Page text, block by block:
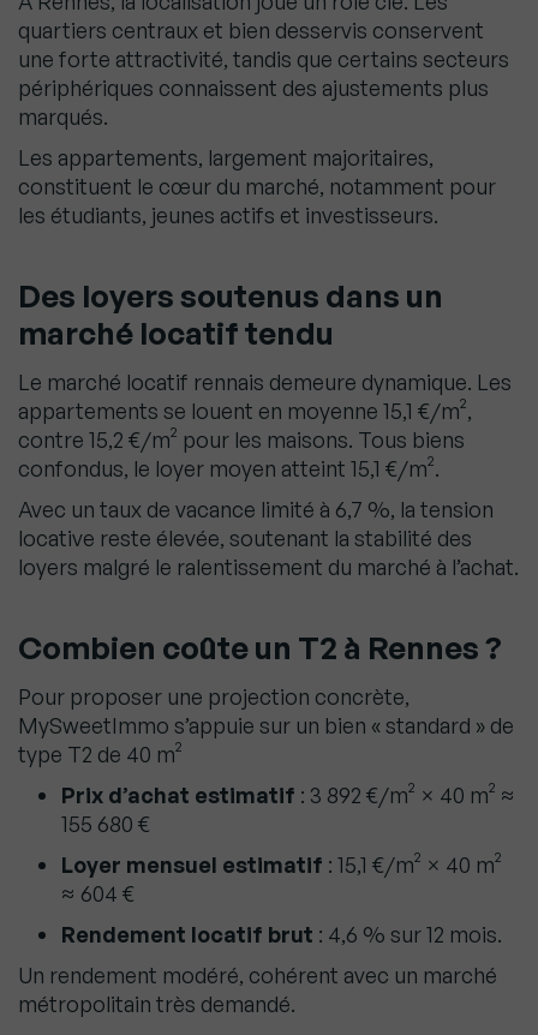
quartiers centraux et bien desservis conservent
une forte attractivité, tandis que certains secteurs
périphériques connaissent des ajustements plus
marqués.
Les appartements, largement majoritaires,
constituent le cœur du marché, notamment pour
les étudiants, jeunes actifs et investisseurs.
Des loyers soutenus dans un
marché locatif tendu
Le marché locatif rennais demeure dynamique. Les
appartements se louent en moyenne 15,1 €/m²,
contre 15,2 €/m² pour les maisons. Tous biens
confondus, le loyer moyen atteint 15,1 €/m².
Avec un taux de vacance limité à 6,7 %, la tension
locative reste élevée, soutenant la stabilité des
loyers malgré le ralentissement du marché à l’achat.
Combien coûte un T2 à Rennes ?
Pour proposer une projection concrète,
MySweetImmo s’appuie sur un bien « standard » de
type T2 de 40 m²
Prix d’achat estimatif : 3 892 €/m² × 40 m² ≈
155 680 €
Loyer mensuel estimatif : 15,1 €/m² × 40 m²
≈ 604 €
Rendement locatif brut : 4,6 % sur 12 mois.
Un rendement modéré, cohérent avec un marché
métropolitain très demandé.